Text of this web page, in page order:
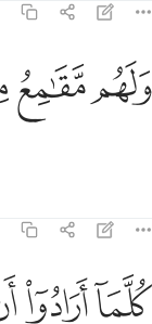
ولهم مقامع من حديد ٢١
وَلَهُم مَّقَـٰمِعُ مِنْ
ﲪﲫ
كلما ارادوا ان
كُلَّمَآ أَرَادُوٓا۟ أَن
ﲯﲰ